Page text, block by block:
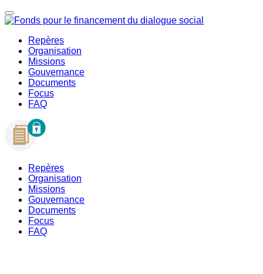
Repères
Organisation
Missions
Gouvernance
Documents
Focus
FAQ
Repères
Organisation
Missions
Gouvernance
Documents
Focus
FAQ